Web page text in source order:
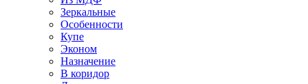
Зеркальные
Особенности
Купе
Эконом
Назначение
В коридор